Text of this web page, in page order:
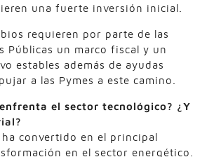
una fuerte inversión inicial.
requieren por parte de las
Públicas un marco fiscal y un
estables además de ayudas
a las Pymes a este camino.
el sector tecnológico? ¿Y
convertido en el principal
en el sector energético.